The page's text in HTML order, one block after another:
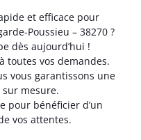
et efficace pour
Poussieu – 38270 ?
dès aujourd’hui !
toutes vos demandes.
vous garantissons une
mesure.
pour bénéficier d’un
vos attentes.